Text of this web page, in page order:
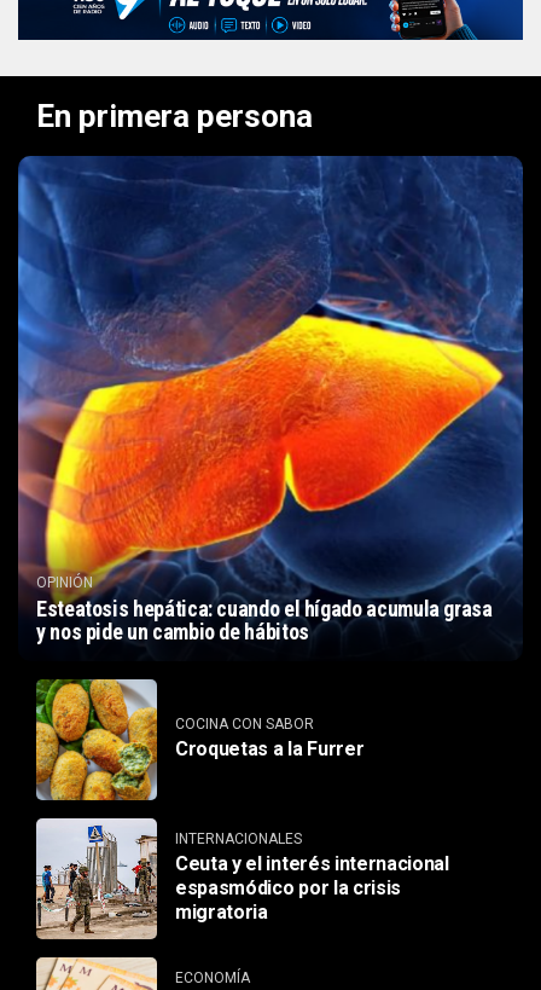
En primera persona
OPINIÓN
Esteatosis hepática: cuando el hígado acumula grasa
y nos pide un cambio de hábitos
COCINA CON SABOR
Croquetas a la Furrer
INTERNACIONALES
Ceuta y el interés internacional
espasmódico por la crisis
migratoria
ECONOMÍA